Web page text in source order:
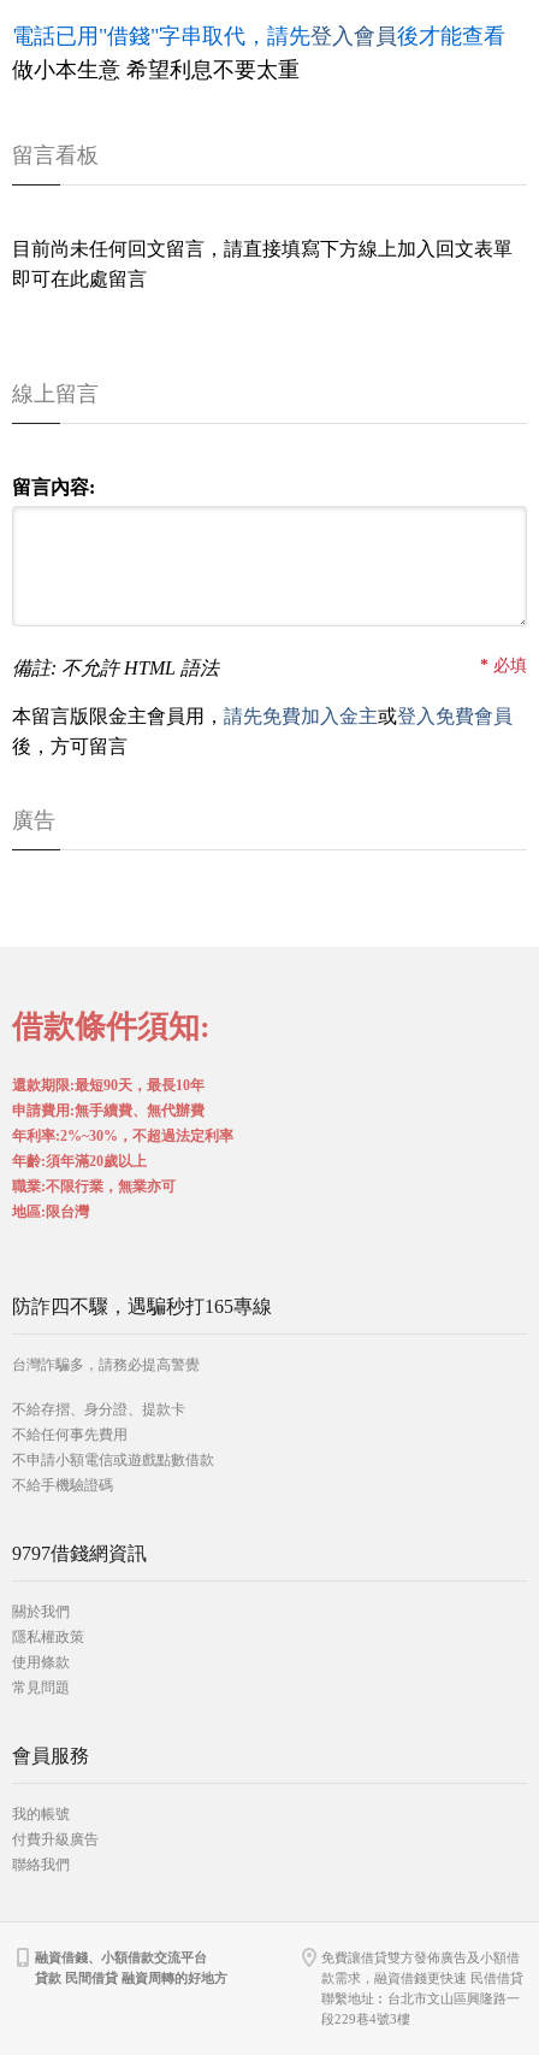
電話已用"借錢"字串取代，請先登入會員後才能查看
做小本生意 希望利息不要太重
留言看板
目前尚未任何回文留言，請直接填寫下方線上加入回文表單
即可在此處留言
線上留言
留言內容:
備註: 不允許 HTML 語法 * 必填
本留言版限金主會員用， 請先免費加入金主或登入免費會員
後，方可留言
廣告
借款條件須知:
還款期限:最短90天，最長10年
申請費用:無手續費、無代辦費
年利率:2%~30%，不超過法定利率
年齡:須年滿20歲以上
職業:不限行業，無業亦可
地區:限台灣
防詐四不驟，遇騙秒打165專線
台灣詐騙多，請務必提高警覺
不給存摺、身分證、提款卡
不給任何事先費用
不申請小額電信或遊戲點數借款
不給手機驗證碼
9797借錢網資訊
關於我們
隱私權政策
使用條款
常見問題
會員服務
我的帳號
付費升級廣告
聯絡我們
融資借錢、小額借款交流平台
貸款 民間借貸 融資周轉的好地方
免費讓借貸雙方發佈廣告及小額借
款需求，融資借錢更快速 民借借貸
聯繫地址︰台北市文山區興隆路一
段229巷4號3樓